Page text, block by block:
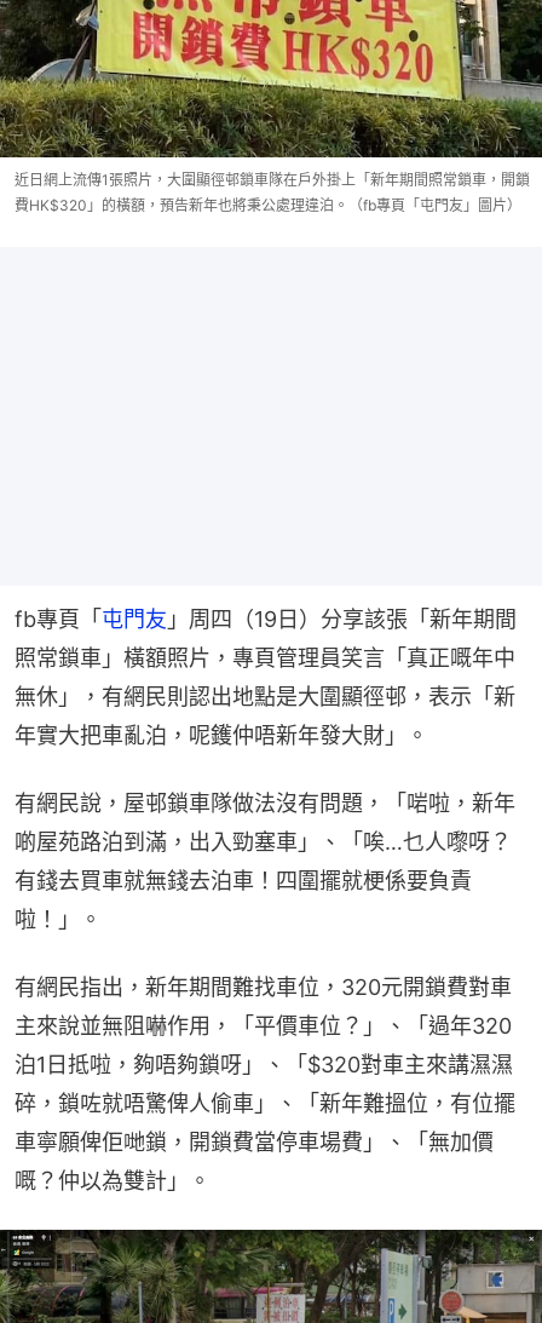
近日網上流傳1張照片，大圍顯徑邨鎖車隊在戶外掛上「新年期間照常鎖車，開鎖
費HK$320」的橫額，預告新年也將秉公處理違泊。（fb專頁「屯門友」圖片）
fb專頁「屯門友 」周四（19日）分享該張「新年期間
照常鎖車」橫額照片，專頁管理員笑言「真正嘅年中
無休」，有網民則認出地點是大圍顯徑邨，表示「新
年實大把車亂泊，呢鑊仲唔新年發大財」。
有網民說，屋邨鎖車隊做法沒有問題，「啱啦，新年
啲屋苑路泊到滿，出入勁塞車」、「唉…乜人嚟呀？
有錢去買車就無錢去泊車！四圍擺就梗係要負責
啦！」。
有網民指出，新年期間難找車位，320元開鎖費對車
主來說並無阻嚇作用，「平價車位？」、「過年320
泊1日抵啦，夠唔夠鎖呀」、「$320對車主來講濕濕
碎，鎖咗就唔驚俾人偷車」、「新年難搵位，有位擺
車寧願俾佢哋鎖，開鎖費當停車場費」、「無加價
嘅？仲以為雙計」。